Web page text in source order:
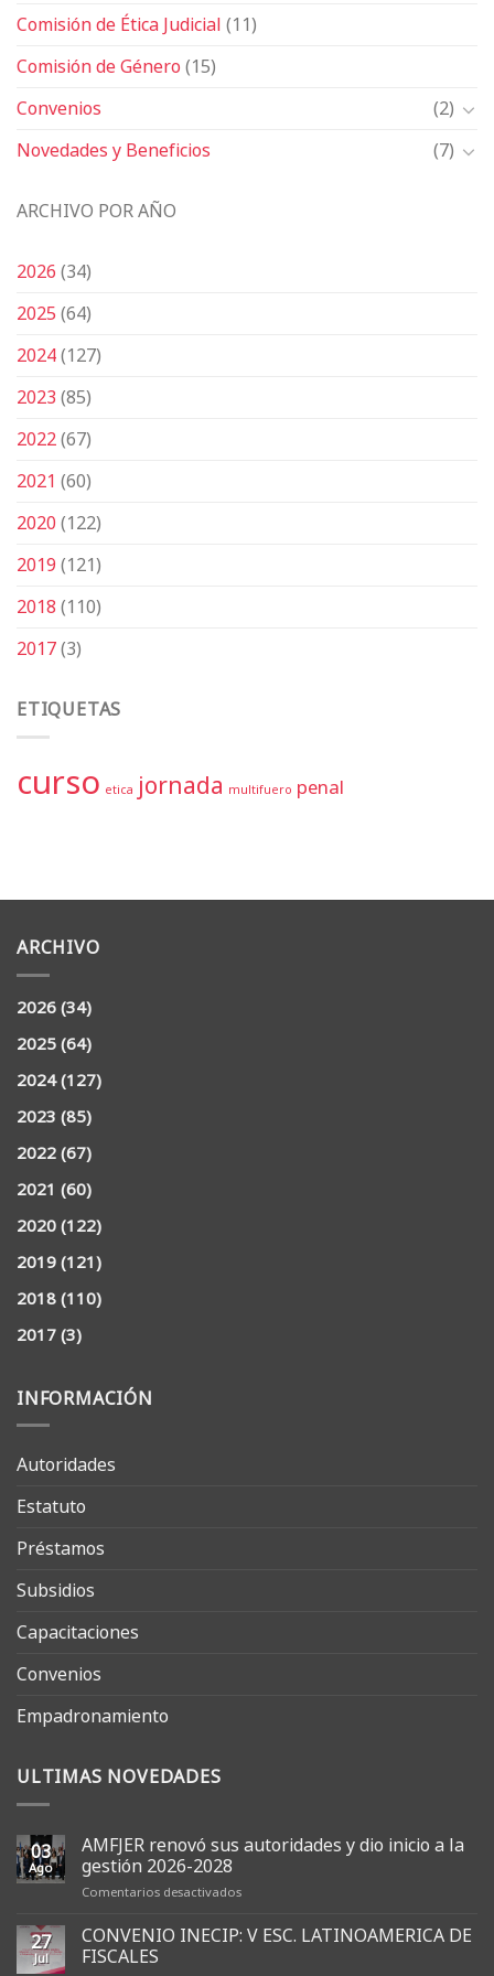
Comisión de Ética Judicial(11)
Comisión de Género(15)
Convenios
(2)
Novedades y Beneficios
(7)
ARCHIVO POR AÑO
2026(34)
2025(64)
2024(127)
2023(85)
2022(67)
2021 (60)
2020(122)
2019(121)
2018(110)
2017(3)
ETIQUETAS
curso etica jornada multifuero penal
ARCHIVO
2026(34)
2025(64)
2024(127)
2023(85)
2022(67)
2021 (60)
2020(122)
2019(121)
2018(110)
2017(3)
INFORMACIÓN
Autoridades
Estatuto
Préstamos
Subsidios
Capacitaciones
Convenios
Empadronamiento
ULTIMAS NOVEDADES
03
Ago
AMFJER renovó sus autoridades y dio inicio a la
gestión 2026-2028
Comentarios desactivadosen
renovó
sus
27
Jul
CONVENIO INECIP: V ESC. LATINOAMERICA DE
FISCALES